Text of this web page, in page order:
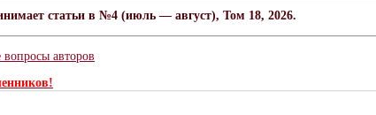
статьи в №4 (июль — август), Том 18, 2026.
вопросы авторов